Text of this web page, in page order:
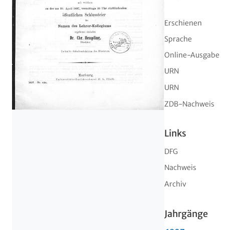
Erschienen
Sprache
Online-Ausgabe
URN
URN
ZDB-Nachweis
Links
DFG
Nachweis
Archiv
Jahrgänge